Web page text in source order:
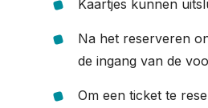
Kaartjes kunnen
Na het reserveren
de ingang van de
Om een ticket te